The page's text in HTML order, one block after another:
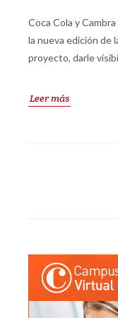
Coca Cola y
la nueva edición de
proyecto, darle
Leer más